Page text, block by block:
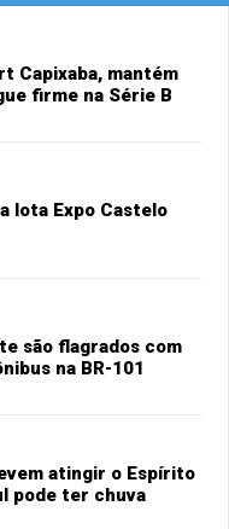
Capixaba, mantém
firme na Série B
lota Expo Castelo
são flagrados com
na BR-101
atingir o Espírito
pode ter chuva